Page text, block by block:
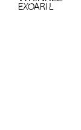
EXOARI L